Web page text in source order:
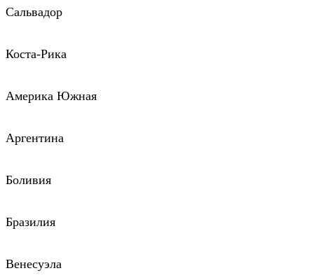
Сальвадор
Коста-Рика
Америка Южная
Аргентина
Боливия
Бразилия
Венесуэла